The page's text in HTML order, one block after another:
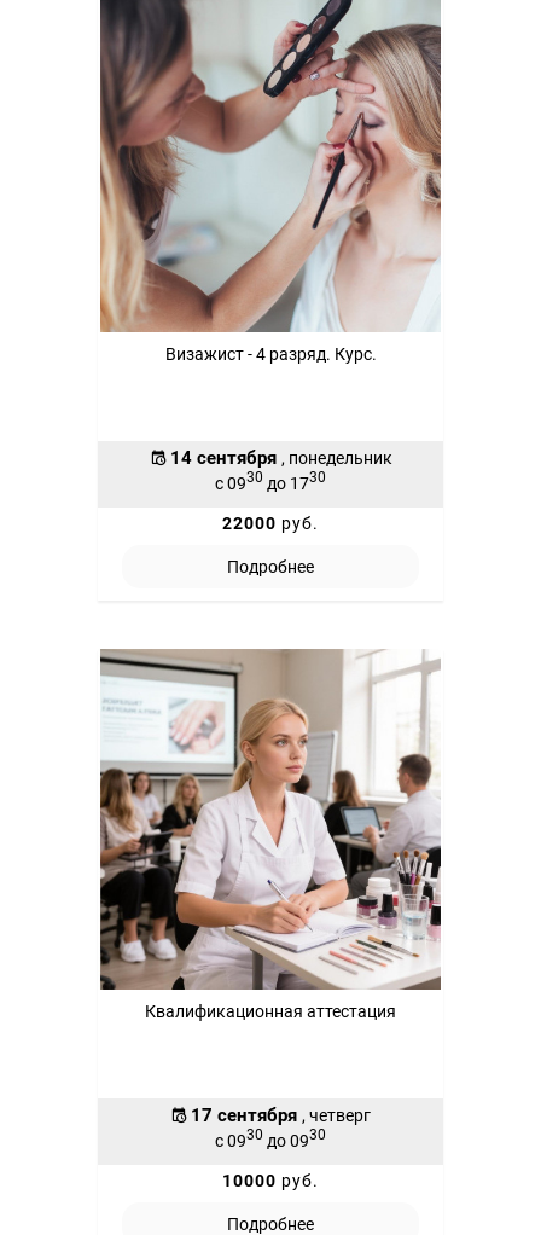
Визажист - 4 разряд. Курс.
14 сентября , понедельник
с 0930 до 1730
22000 руб.
Подробнее
Квалификационная аттестация
17 сентября , четверг
с 0930 до 0930
10000 руб.
Подробнее